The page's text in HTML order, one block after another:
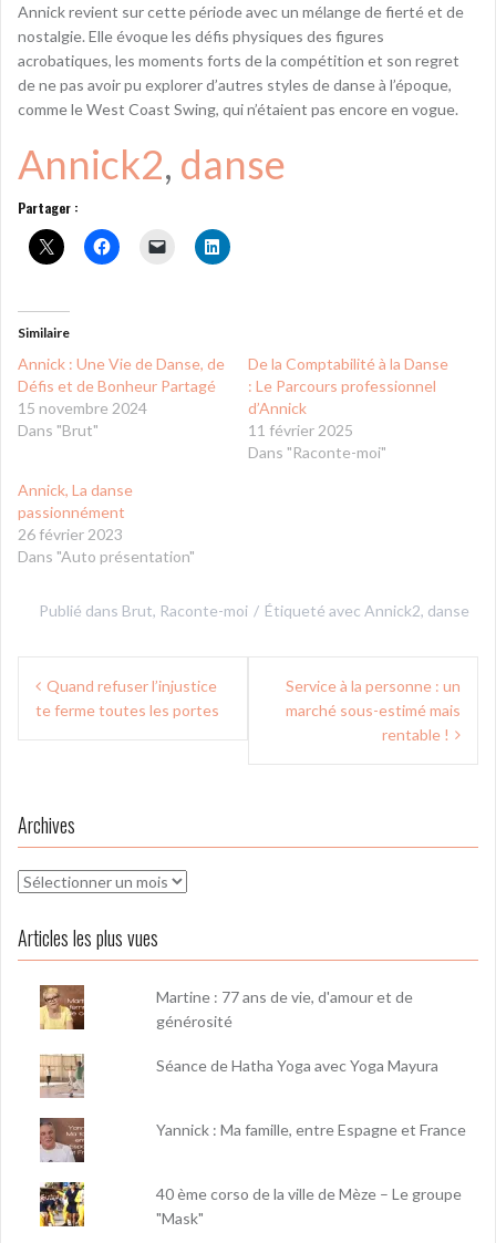
Annick revient sur cette période avec un mélange de fierté et de
nostalgie. Elle évoque les défis physiques des figures
acrobatiques, les moments forts de la compétition et son regret
de ne pas avoir pu explorer d’autres styles de danse à l’époque,
comme le West Coast Swing, qui n’étaient pas encore en vogue.
Annick2, danse
Partager :
Similaire
Annick : Une Vie de Danse, de
Défis et de Bonheur Partagé
15 novembre 2024
Dans "Brut"
De la Comptabilité à la Danse
: Le Parcours professionnel
d’Annick
11 février 2025
Dans "Raconte-moi"
Annick, La danse
passionnément
26 février 2023
Dans "Auto présentation"
Publié dans Brut, Raconte-moi Étiqueté avec Annick2, danse
Navigation
deQuand refuser l’injustice
te ferme toutes les portes
Service à la personne : un
marché sous-estimé mais
rentable !
Archives
Archives
Articles les plus vues
Martine : 77 ans de vie, d'amour et de
générosité
Séance de Hatha Yoga avec Yoga Mayura
Yannick : Ma famille, entre Espagne et France
40 ème corso de la ville de Mèze – Le groupe
"Mask"